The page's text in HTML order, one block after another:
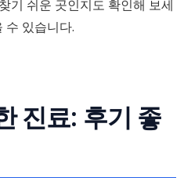
기 쉬운 곳인지도 확인해 보세
수 있습니다.
진료: 후기 좋